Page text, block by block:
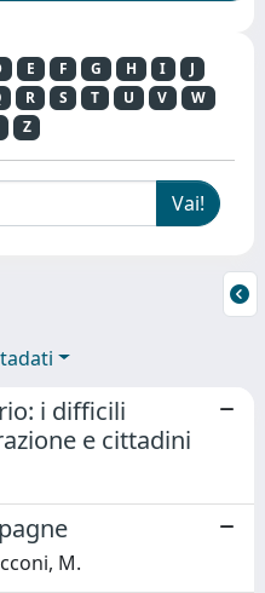
E F G H I
J
R S T U V
W
Z
i difficili
e cittadini
M.